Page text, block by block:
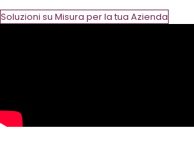
Soluzioni su Misura per la tua Azienda